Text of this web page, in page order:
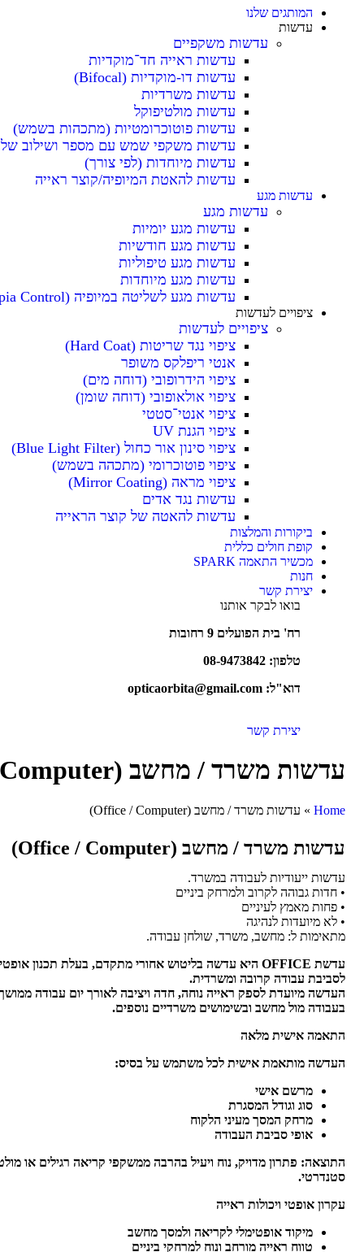
המותגים שלנו
עדשות
עדשות משקפיים
עדשות ראייה חד־מוקדיות
עדשות דו-מוקדיות (Bifocal)
עדשות משרדיות
עדשות מולטיפוקל
עדשות פוטוכרומטיות (מתכהות בשמש)
עדשות משקפי שמש עם מספר ושילוב של
עדשות מיוחדות (לפי צורך)
עדשות להאטת המיופיה/קוצר ראייה
עדשות מגע
עדשות מגע
עדשות מגע יומיות
עדשות מגע חודשיות
עדשות מגע טיפוליות
עדשות מגע מיוחדות
עדשות מגע לשליטה במיופיה (Myopia Control)
ציפויים לעדשות
ציפויים לעדשות
ציפוי נגד שריטות (Hard Coat)
אנטי ריפלקס משופר
ציפוי הידרופובי (דוחה מים)
ציפוי אולאופובי (דוחה שומן)
ציפוי אנטי־סטטי
ציפוי הגנת UV
ציפוי סינון אור כחול (Blue Light Filter)
ציפוי פוטוכרומי (מתכהה בשמש)
ציפוי מראה (Mirror Coating)
עדשות נגד אדים
עדשות להאטה של קוצר הראייה
ביקורות והמלצות
קופת חולים כללית
מכשיר התאמה SPARK
חנות
יצירת קשר
בואו לבקר אותנו
רח' בית הפועלים 9 רחובות
טלפון: 08-9473842
דוא"ל: opticaorbita@gmail.com
יצירת קשר
עדשות משרד / מחשב (Office / Computer)
Home
» עדשות משרד / מחשב (Office / Computer)
עדשות משרד / מחשב (Office / Computer)
עדשות ייעודיות לעבודה במשרד.
• חדות גבוהה לקרוב ולמרחק ביניים
• פחות מאמץ לעיניים
• לא מיועדות לנהיגה
מתאימות ל: מחשב, משרד, שולחן עבודה.
עדשת
היא עדשה בליטוש אחורי מתקדם, בעלת תכנון אופטי
לסביבת עבודה קרובה ומשרדית.
העדשה מיועדת לספק ראייה נוחה, חדה ויציבה לאורך יום עבודה
בעבודה מול מחשב ובשימושים משרדיים נוספים.
התאמה אישית מלאה
העדשה מותאמת אישית לכל משתמש על בסיס:
מרשם אישי
סוג וגודל המסגרת
מרחק המסך מעיני הלקוח
אופי סביבת העבודה
התוצאה: פתרון מדויק, נוח ויעיל בהרבה ממשקפי קריאה רגילים או
סטנדרטי.
עקרון אופטי ויכולות ראייה
מיקוד אופטימלי לקריאה ולמסך מחשב
טווח ראייה מורחב ונוח למרחקי ביניים